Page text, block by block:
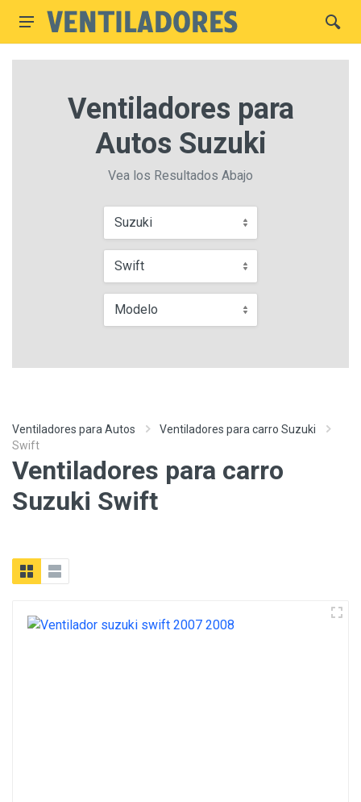
Ventiladores para
Autos Suzuki
Vea los Resultados Abajo
Suzuki
Swift
Modelo
Ventiladores para Autos
Ventiladores para carro Suzuki
Swift
Ventiladores para carro
Suzuki Swift